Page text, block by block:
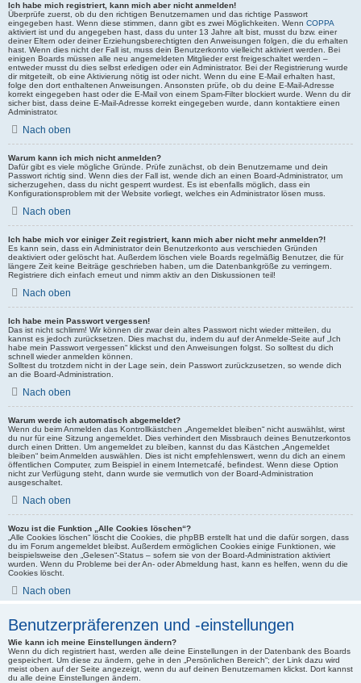
Ich habe mich registriert, kann mich aber nicht anmelden!
Überprüfe zuerst, ob du den richtigen Benutzernamen und das richtige Passwort
eingegeben hast. Wenn diese stimmen, dann gibt es zwei Möglichkeiten. Wenn COPPA
aktiviert ist und du angegeben hast, dass du unter 13 Jahre alt bist, musst du bzw. einer
deiner Eltern oder deiner Erziehungsberechtigten den Anweisungen folgen, die du erhalten
hast. Wenn dies nicht der Fall ist, muss dein Benutzerkonto vielleicht aktiviert werden. Bei
einigen Boards müssen alle neu angemeldeten Mitglieder erst freigeschaltet werden –
entweder musst du dies selbst erledigen oder ein Administrator. Bei der Registrierung wurde
dir mitgeteilt, ob eine Aktivierung nötig ist oder nicht. Wenn du eine E-Mail erhalten hast,
folge den dort enthaltenen Anweisungen. Ansonsten prüfe, ob du deine E-Mail-Adresse
korrekt eingegeben hast oder die E-Mail von einem Spam-Filter blockiert wurde. Wenn du dir
sicher bist, dass deine E-Mail-Adresse korrekt eingegeben wurde, dann kontaktiere einen
Administrator.
Nach oben
Warum kann ich mich nicht anmelden?
Dafür gibt es viele mögliche Gründe. Prüfe zunächst, ob dein Benutzername und dein
Passwort richtig sind. Wenn dies der Fall ist, wende dich an einen Board-Administrator, um
sicherzugehen, dass du nicht gesperrt wurdest. Es ist ebenfalls möglich, dass ein
Konfigurationsproblem mit der Website vorliegt, welches ein Administrator lösen muss.
Nach oben
Ich habe mich vor einiger Zeit registriert, kann mich aber nicht mehr anmelden?!
Es kann sein, dass ein Administrator dein Benutzerkonto aus verschieden Gründen
deaktiviert oder gelöscht hat. Außerdem löschen viele Boards regelmäßig Benutzer, die für
längere Zeit keine Beiträge geschrieben haben, um die Datenbankgröße zu verringern.
Registriere dich einfach erneut und nimm aktiv an den Diskussionen teil!
Nach oben
Ich habe mein Passwort vergessen!
Das ist nicht schlimm! Wir können dir zwar dein altes Passwort nicht wieder mitteilen, du
kannst es jedoch zurücksetzen. Dies machst du, indem du auf der Anmelde-Seite auf „Ich
habe mein Passwort vergessen“ klickst und den Anweisungen folgst. So solltest du dich
schnell wieder anmelden können.
Solltest du trotzdem nicht in der Lage sein, dein Passwort zurückzusetzen, so wende dich
an die Board-Administration.
Nach oben
Warum werde ich automatisch abgemeldet?
Wenn du beim Anmelden das Kontrollkästchen „Angemeldet bleiben“ nicht auswählst, wirst
du nur für eine Sitzung angemeldet. Dies verhindert den Missbrauch deines Benutzerkontos
durch einen Dritten. Um angemeldet zu bleiben, kannst du das Kästchen „Angemeldet
bleiben“ beim Anmelden auswählen. Dies ist nicht empfehlenswert, wenn du dich an einem
öffentlichen Computer, zum Beispiel in einem Internetcafé, befindest. Wenn diese Option
nicht zur Verfügung steht, dann wurde sie vermutlich von der Board-Administration
ausgeschaltet.
Nach oben
Wozu ist die Funktion „Alle Cookies löschen“?
„Alle Cookies löschen“ löscht die Cookies, die phpBB erstellt hat und die dafür sorgen, dass
du im Forum angemeldet bleibst. Außerdem ermöglichen Cookies einige Funktionen, wie
beispielsweise den „Gelesen“-Status – sofern sie von der Board-Administration aktiviert
wurden. Wenn du Probleme bei der An- oder Abmeldung hast, kann es helfen, wenn du die
Cookies löscht.
Nach oben
Benutzerpräferenzen und -einstellungen
Wie kann ich meine Einstellungen ändern?
Wenn du dich registriert hast, werden alle deine Einstellungen in der Datenbank des Boards
gespeichert. Um diese zu ändern, gehe in den „Persönlichen Bereich“; der Link dazu wird
meist oben auf der Seite angezeigt, wenn du auf deinen Benutzernamen klickst. Dort kannst
du alle deine Einstellungen ändern.